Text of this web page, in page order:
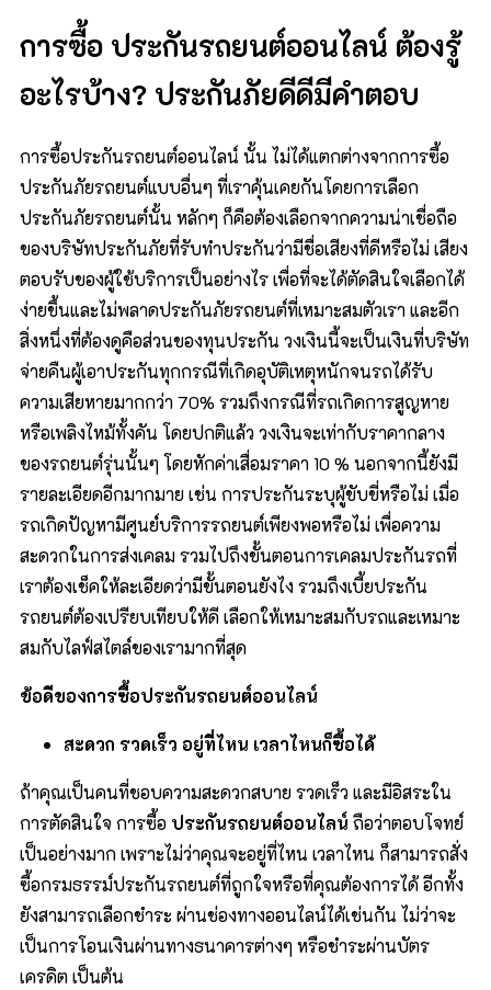
การซื้อ ประกันรถยนต์ออนไลน์ ต้องรู้
อะไรบ้าง? ประกันภัยดีดีมีคำตอบ
การซื้อประกันรถยนต์ออนไลน์ นั้น ไม่ได้แตกต่างจากการซื้อ
ประกันภัยรถยนต์แบบอื่นๆ ที่เราคุ้นเคยกันโดยการเลือก
ประกันภัยรถยนต์นั้น หลักๆ ก็คือต้องเลือกจากความน่าเชื่อถือ
ของบริษัทประกันภัยที่รับทำประกันว่ามีชื่อเสียงที่ดีหรือไม่ เสียง
ตอบรับของผู้ใช้บริการเป็นอย่างไร เพื่อที่จะได้ตัดสินใจเลือกได้
ง่ายขึ้นและไม่พลาดประกันภัยรถยนต์ที่เหมาะสมตัวเรา และอีก
สิ่งหนึ่งที่ต้องดูคือส่วนของทุนประกัน วงเงินนี้จะเป็นเงินที่บริษัท
จ่ายคืนผู้เอาประกันทุกกรณีที่เกิดอุบัติเหตุหนักจนรถได้รับ
ความเสียหายมากกว่า 70% รวมถึงกรณีที่รถเกิดการสูญหาย
หรือเพลิงไหม้ทั้งคัน โดยปกติแล้ว วงเงินจะเท่ากับราคากลาง
ของรถยนต์รุ่นนั้นๆ โดยหักค่าเสื่อมราคา 10 % นอกจากนี้ยังมี
รายละเอียดอีกมากมาย เช่น การประกันระบุผู้ขับขี่หรือไม่ เมื่อ
รถเกิดปัญหามีศูนย์บริการรถยนต์เพียงพอหรือไม่ เพื่อความ
สะดวกในการส่งเคลม รวมไปถึงขั้นตอนการเคลมประกันรถที่
เราต้องเช็คให้ละเอียดว่ามีขั้นตอนยังไง รวมถึงเบี้ยประกัน
รถยนต์ต้องเปรียบเทียบให้ดี เลือกให้เหมาะสมกับรถและเหมาะ
สมกับไลฟ์สไตล์ของเรามากที่สุด
ข้อดีของการซื้อประกันรถยนต์ออนไลน์
สะดวก รวดเร็ว อยู่ที่ไหน เวลาไหนก็ซื้อได้
ถ้าคุณเป็นคนที่ชอบความสะดวกสบาย รวดเร็ว และมีอิสระใน
การตัดสินใจ การซื้อ ประกันรถยนต์ออนไลน์ ถือว่าตอบโจทย์
เป็นอย่างมาก เพราะไม่ว่าคุณจะอยู่ที่ไหน เวลาไหน ก็สามารถสั่ง
ซื้อกรมธรรม์ประกันรถยนต์ที่ถูกใจหรือที่คุณต้องการได้ อีกทั้ง
ยังสามารถเลือกชำระ ผ่านช่องทางออนไลน์ได้เช่นกัน ไม่ว่าจะ
เป็นการโอนเงินผ่านทางธนาคารต่างๆ หรือชำระผ่านบัตร
เครดิต เป็นต้น